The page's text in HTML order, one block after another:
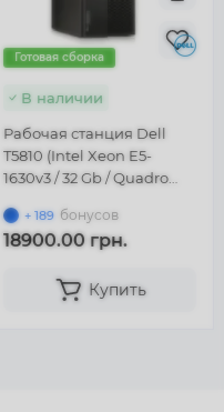
Готовая сборка
В наличии
Рабочая станция Dell
T5810 (Intel Xeon E5-
1630v3 / 32 Gb / Quadro
+ 189 бонусов
18900.00 грн.
Купить